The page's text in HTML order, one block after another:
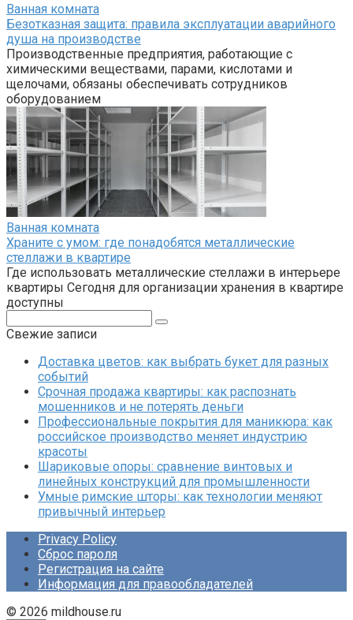
Ванная комната
Безотказная защита: правила эксплуатации аварийного
душа на производстве
Производственные предприятия, работающие с
химическими веществами, парами, кислотами и
щелочами, обязаны обеспечивать сотрудников
оборудованием
Ванная комната
Храните с умом: где понадобятся металлические
стеллажи в квартире
Где использовать металлические стеллажи в интерьере
квартиры Сегодня для организации хранения в квартире
доступны
Свежие записи
Доставка цветов: как выбрать букет для разных
событий
Срочная продажа квартиры: как распознать
мошенников и не потерять деньги
Профессиональные покрытия для маникюра: как
российское производство меняет индустрию
красоты
Шариковые опоры: сравнение винтовых и
линейных конструкций для промышленности
Умные римские шторы: как технологии меняют
привычный интерьер
Privacy Policy
Сброс пароля
Регистрация на сайте
Информация для правообладателей
© 2026 mildhouse.ru